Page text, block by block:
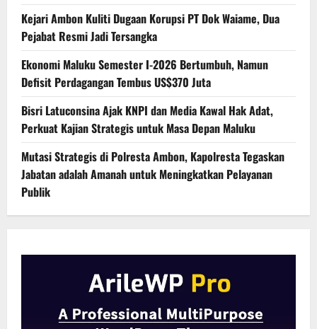
Kejari Ambon Kuliti Dugaan Korupsi PT Dok Waiame, Dua
Pejabat Resmi Jadi Tersangka
Ekonomi Maluku Semester I-2026 Bertumbuh, Namun
Defisit Perdagangan Tembus US$370 Juta
Bisri Latuconsina Ajak KNPI dan Media Kawal Hak Adat,
Perkuat Kajian Strategis untuk Masa Depan Maluku
Mutasi Strategis di Polresta Ambon, Kapolresta Tegaskan
Jabatan adalah Amanah untuk Meningkatkan Pelayanan
Publik